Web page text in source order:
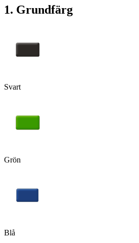
1. Grundfärg
Svart
Grön
Blå